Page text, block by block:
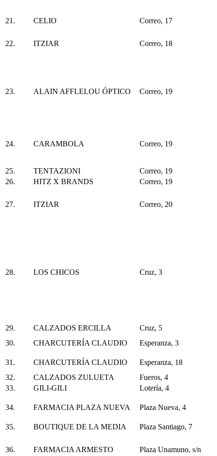
21. CELIO Correo, 17
22. ITZIAR Correo, 18
23. ALAIN AFFLELOU ÓPTICO Correo, 19
24. CARAMBOLA Correo, 19
25. TENTAZIONI
Correo, 19
26.
HITZ X BRANDS Correo, 19
27. ITZIAR Correo, 20
28. LOS CHICOS Cruz, 3
29. CALZADOS ERCILLA
Cruz, 5
30.
CHARCUTERÍA CLAUDIO Esperanza, 3
31. CHARCUTERÍA CLAUDIO
Esperanza, 18
32.
CALZADOS ZULUETA
Fueros, 4
33.
GILI-GILI Lotería, 4
34. FARMACIA PLAZA NUEVA Plaza Nueva, 4
35. BOUTIQUE DE LA MEDIA Plaza Santiago, 7
36. FARMACIA ARMESTO Plaza Unamuno, s/n